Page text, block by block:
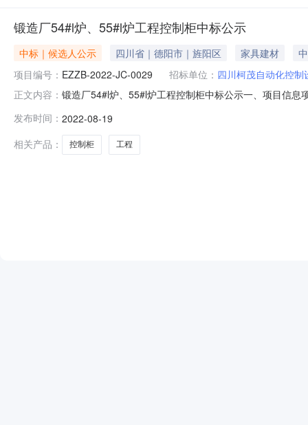
锻造厂54#l炉、55#l炉工程控制柜中标公示
中标｜候选人公示 四川省｜德阳市｜旌阳区 家具建材
项目编号： EZZB-2022-JC-0029 招标单位： 四川柯茂自动化控制
正文内容： 锻造厂54#l炉、55#l炉工程控制柜中标公示一、项目信
成交供应商名称成交金额（元）1四川柯茂自动化控制设
发布时间： 2022-08-19
相关产品：
控制柜 工程